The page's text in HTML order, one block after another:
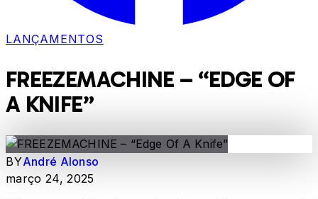
LANÇAMENTOS
FREEZEMACHINE – “EDGE OF
A KNIFE”
BYAndré Alonso
março 24, 2025